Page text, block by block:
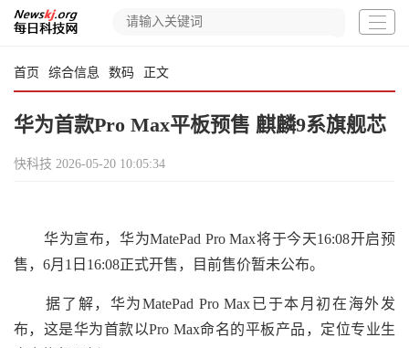
首页 综合信息 数码 正文
华为首款Pro Max平板预售 麒麟9系旗舰芯
快科技 2026-05-20 10:05:34
华为宣布，华为MatePad Pro Max将于今天16:08开启预
售，6月1日16:08正式开售，目前售价暂未公布。
据了解，华为MatePad Pro Max已于本月初在海外发
布，这是华为首款以Pro Max命名的平板产品，定位专业生